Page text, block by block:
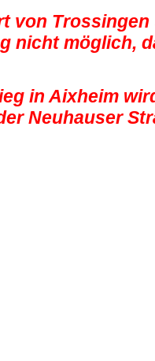
von
nicht möglich,
in Aixheim
Neuhauser